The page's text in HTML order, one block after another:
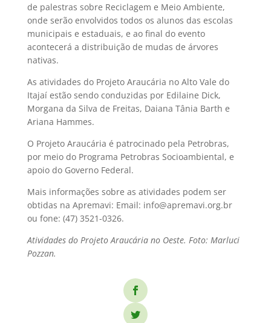
de palestras sobre Reciclagem e Meio Ambiente,
onde serão envolvidos todos os alunos das escolas
municipais e estaduais, e ao final do evento
acontecerá a distribuição de mudas de árvores
nativas.
As atividades do Projeto Araucária no Alto Vale do
Itajaí estão sendo conduzidas por Edilaine Dick,
Morgana da Silva de Freitas, Daiana Tânia Barth e
Ariana Hammes.
O Projeto Araucária é patrocinado pela Petrobras,
por meio do Programa Petrobras Socioambiental, e
apoio do Governo Federal.
Mais informações sobre as atividades podem ser
obtidas na Apremavi: Email: info@apremavi.org.br
ou fone: (47) 3521-0326.
Atividades do Projeto Araucária no Oeste. Foto: Marluci
Pozzan.